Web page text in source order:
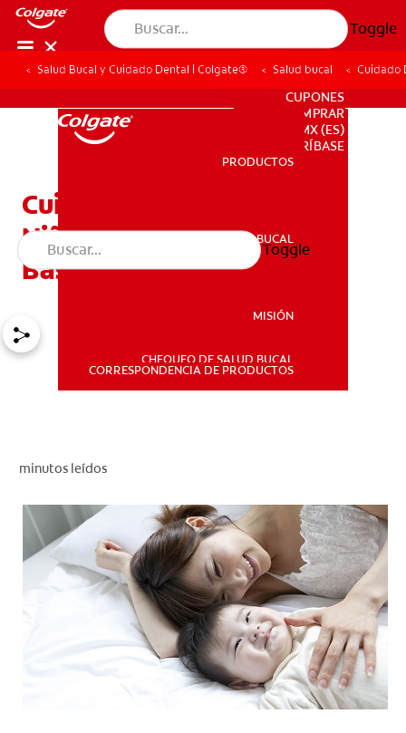
Toggle
PRODUCTOS
SALUD BUCAL
PARA PROFESIONALES
CUPONES
DONDE COMPRAR
MX (ES)
SUSCRÍBASE
PARA PROFESIONALES
CUPONES
DONDE COMPRAR
MX (ES)
SUSCRÍBASE
PRODUCTOS
SALUD BUCAL
MISIÓN
CHEQUEO DE SALUD BUCAL
CORRESPONDENCIA DE PRODUCTOS
Toggle
Salud Bucal y Cuidado Dental | Colgate® Salud bucal Cuidado
Cuidado Dental En Los
Niños Pequeños: Pautas
Básicas
minutos leídos